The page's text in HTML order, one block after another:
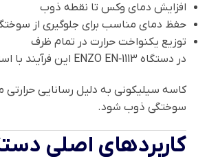
افزایش دمای وکس تا نقطه ذوب
حفظ دمای مناسب برای جلوگیری از
توزیع یکنواخت حرارت در تمام ظرف
در دستگاه ENZO EN‑1113 این فرآیند با استفاده از یک
کاسه سیلیکونی به دلیل رسانایی
سوختگی ذوب شود.
کاربردهای اصلی